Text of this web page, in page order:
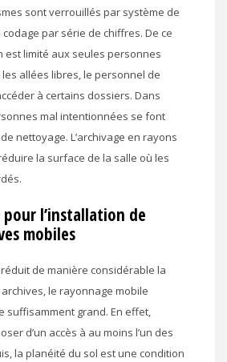
sont verrouillés par système de
par série de chiffres. De ce
est limité aux seules personnes
allées libres, le personnel de
à certains dossiers. Dans
mal intentionnées se font
nettoyage. L’archivage en rayons
la surface de la salle où les
l’installation de
mobiles
réduit de manière considérable la
le rayonnage mobile
suffisamment grand. En effet,
d’un accès à au moins l’un des
la planéité du sol est une condition